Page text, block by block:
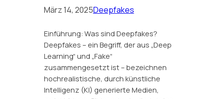
März 14, 2025Deepfakes
Einführung: Was sind Deepfakes?
Deepfakes – ein Begriff, der aus „Deep
Learning“ und „Fake“
zusammengesetzt ist – bezeichnen
hochrealistische, durch künstliche
Intelligenz (KI) generierte Medien,